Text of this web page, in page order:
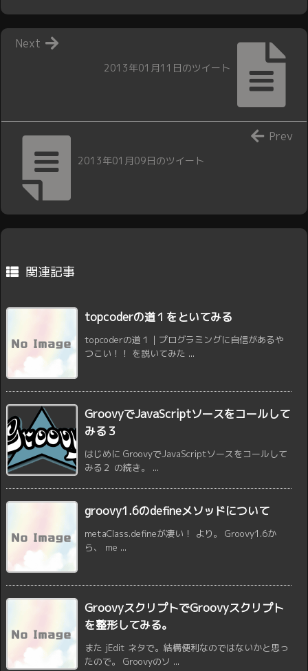
2013年01月11日のツイート
Next
2013年01月09日のツイート
Prev
関連記事
topcoderの道１をといてみる
topcoderの道１ | プログラミングに自信があるや
つこい！！ を説いてみた ...
GroovyでJavaScriptソースをコールして
みる３
はじめに GroovyでJavaScriptソースをコールして
みる２ の続き。 ...
groovy1.6のdefineメソッドについて
metaClass.defineが凄い！ より。 Groovy1.6か
ら、 me ...
GroovyスクリプトでGroovyスクリプト
を整形してみる。
また jEdit ネタで。結構便利なのではないかと思っ
たので。 Groovyのソ ...